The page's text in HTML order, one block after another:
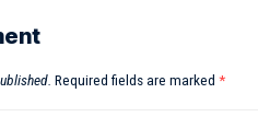
Required fields are marked *